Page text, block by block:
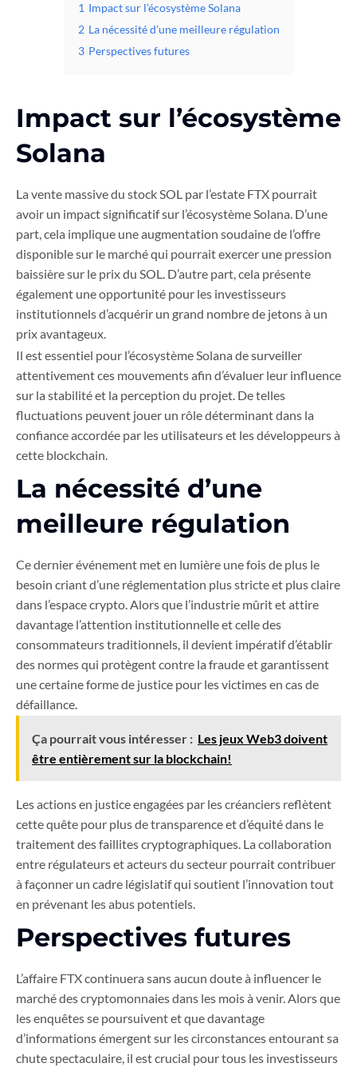
1 Impact sur l’écosystème Solana
2 La nécessité d’une meilleure régulation
3 Perspectives futures
Impact sur l’écosystème
Solana
La vente massive du stock SOL par l’estate FTX pourrait
avoir un impact significatif sur l’écosystème Solana. D’une
part, cela implique une augmentation soudaine de l’offre
disponible sur le marché qui pourrait exercer une pression
baissière sur le prix du SOL. D’autre part, cela présente
également une opportunité pour les investisseurs
institutionnels d’acquérir un grand nombre de jetons à un
prix avantageux.
Il est essentiel pour l’écosystème Solana de surveiller
attentivement ces mouvements afin d’évaluer leur influence
sur la stabilité et la perception du projet. De telles
fluctuations peuvent jouer un rôle déterminant dans la
confiance accordée par les utilisateurs et les développeurs à
cette blockchain.
La nécessité d’une
meilleure régulation
Ce dernier événement met en lumière une fois de plus le
besoin criant d’une réglementation plus stricte et plus claire
dans l’espace crypto. Alors que l’industrie mûrit et attire
davantage l’attention institutionnelle et celle des
consommateurs traditionnels, il devient impératif d’établir
des normes qui protègent contre la fraude et garantissent
une certaine forme de justice pour les victimes en cas de
défaillance.
Ça pourrait vous intéresser : Les jeux Web3 doivent
être entièrement sur la blockchain!
Les actions en justice engagées par les créanciers reflètent
cette quête pour plus de transparence et d’équité dans le
traitement des faillites cryptographiques. La collaboration
entre régulateurs et acteurs du secteur pourrait contribuer
à façonner un cadre législatif qui soutient l’innovation tout
en prévenant les abus potentiels.
Perspectives futures
L’affaire FTX continuera sans aucun doute à influencer le
marché des cryptomonnaies dans les mois à venir. Alors que
les enquêtes se poursuivent et que davantage
d’informations émergent sur les circonstances entourant sa
chute spectaculaire, il est crucial pour tous les investisseurs